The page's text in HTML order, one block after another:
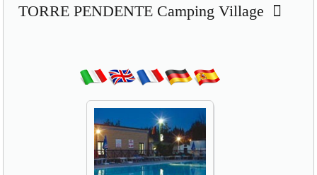
TORRE PENDENTE Camping Village